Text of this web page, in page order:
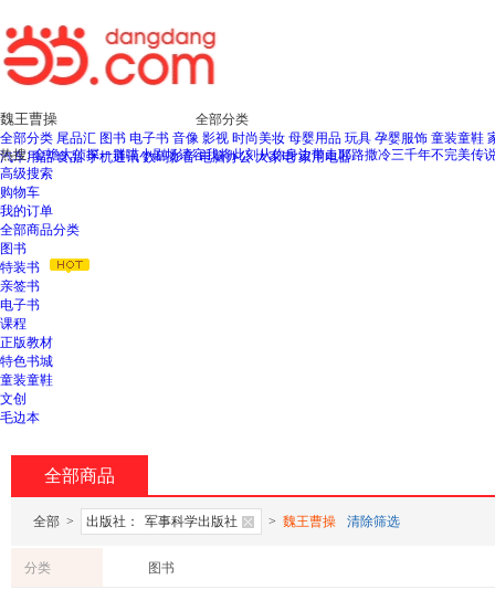
全部分类
全部分类 尾品汇 图书 电子书 音像 影视 时尚美妆 母婴用品 玩具 孕婴服饰 童装童鞋
汽车用品 食品 手机通讯 数码影音 电脑办公 大家电 家用电器
热搜:金蟾大侦探一群喵小剧场请容我将此刻从你身边带走耶路撒冷三千年不完美传
高级搜索
购物车
我的订单
全部商品分类
图书
特装书
亲签书
电子书
课程
正版教材
特色书城
童装童鞋
文创
毛边本
全部商品
全部 > 出版社： 军事科学出版社 > 魏王曹操 清除筛选
分类 图书